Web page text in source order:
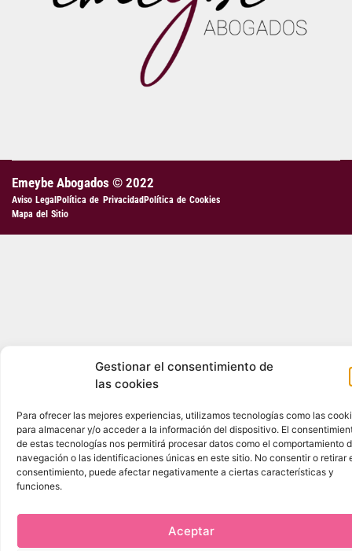
Gestionar el consentimiento de
las cookies
Para ofrecer las mejores experiencias, utilizamos tecnologías como las
para almacenar y/o acceder a la información del dispositivo. El
de estas tecnologías nos permitirá procesar datos como el comportamiento
navegación o las identificaciones únicas en este sitio. No consentir o retirar
consentimiento, puede afectar negativamente a ciertas características y
funciones.
Aceptar
Emeybe Abogados © 2022
Aviso LegalPolítica de PrivacidadPolítica de Cookies
Mapa del Sitio